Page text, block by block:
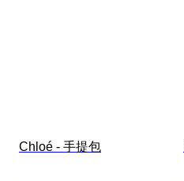
Chloé - 手提包